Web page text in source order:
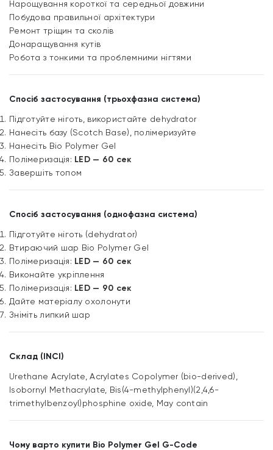
Нарощування короткої та середньої довжини
Побудова правильної архітектури
Ремонт тріщин та сколів
Донаращування кутів
Робота з тонкими та проблемними нігтями
Спосіб застосування (трьохфазна система)
Підготуйте ніготь, використайте dehydrator
Нанесіть базу (Scotch Base), полімеризуйте
Нанесіть Bio Polymer Gel
Полімеризація: LED — 60 сек
Завершіть топом
Спосіб застосування (однофазна система)
Підготуйте ніготь (dehydrator)
Втираючий шар Bio Polymer Gel
Полімеризація: LED — 60 сек
Виконайте укріплення
Полімеризація: LED — 90 сек
Дайте матеріалу охолонути
Зніміть липкий шар
Склад (INCI)
Urethane Acrylate, Acrylates Copolymer (bio-derived),
Isobornyl Methacrylate, Bis(4-methylphenyl)(2,4,6-
trimethylbenzoyl)phosphine oxide, May contain
Чому варто купити Bio Polymer Gel G-Code